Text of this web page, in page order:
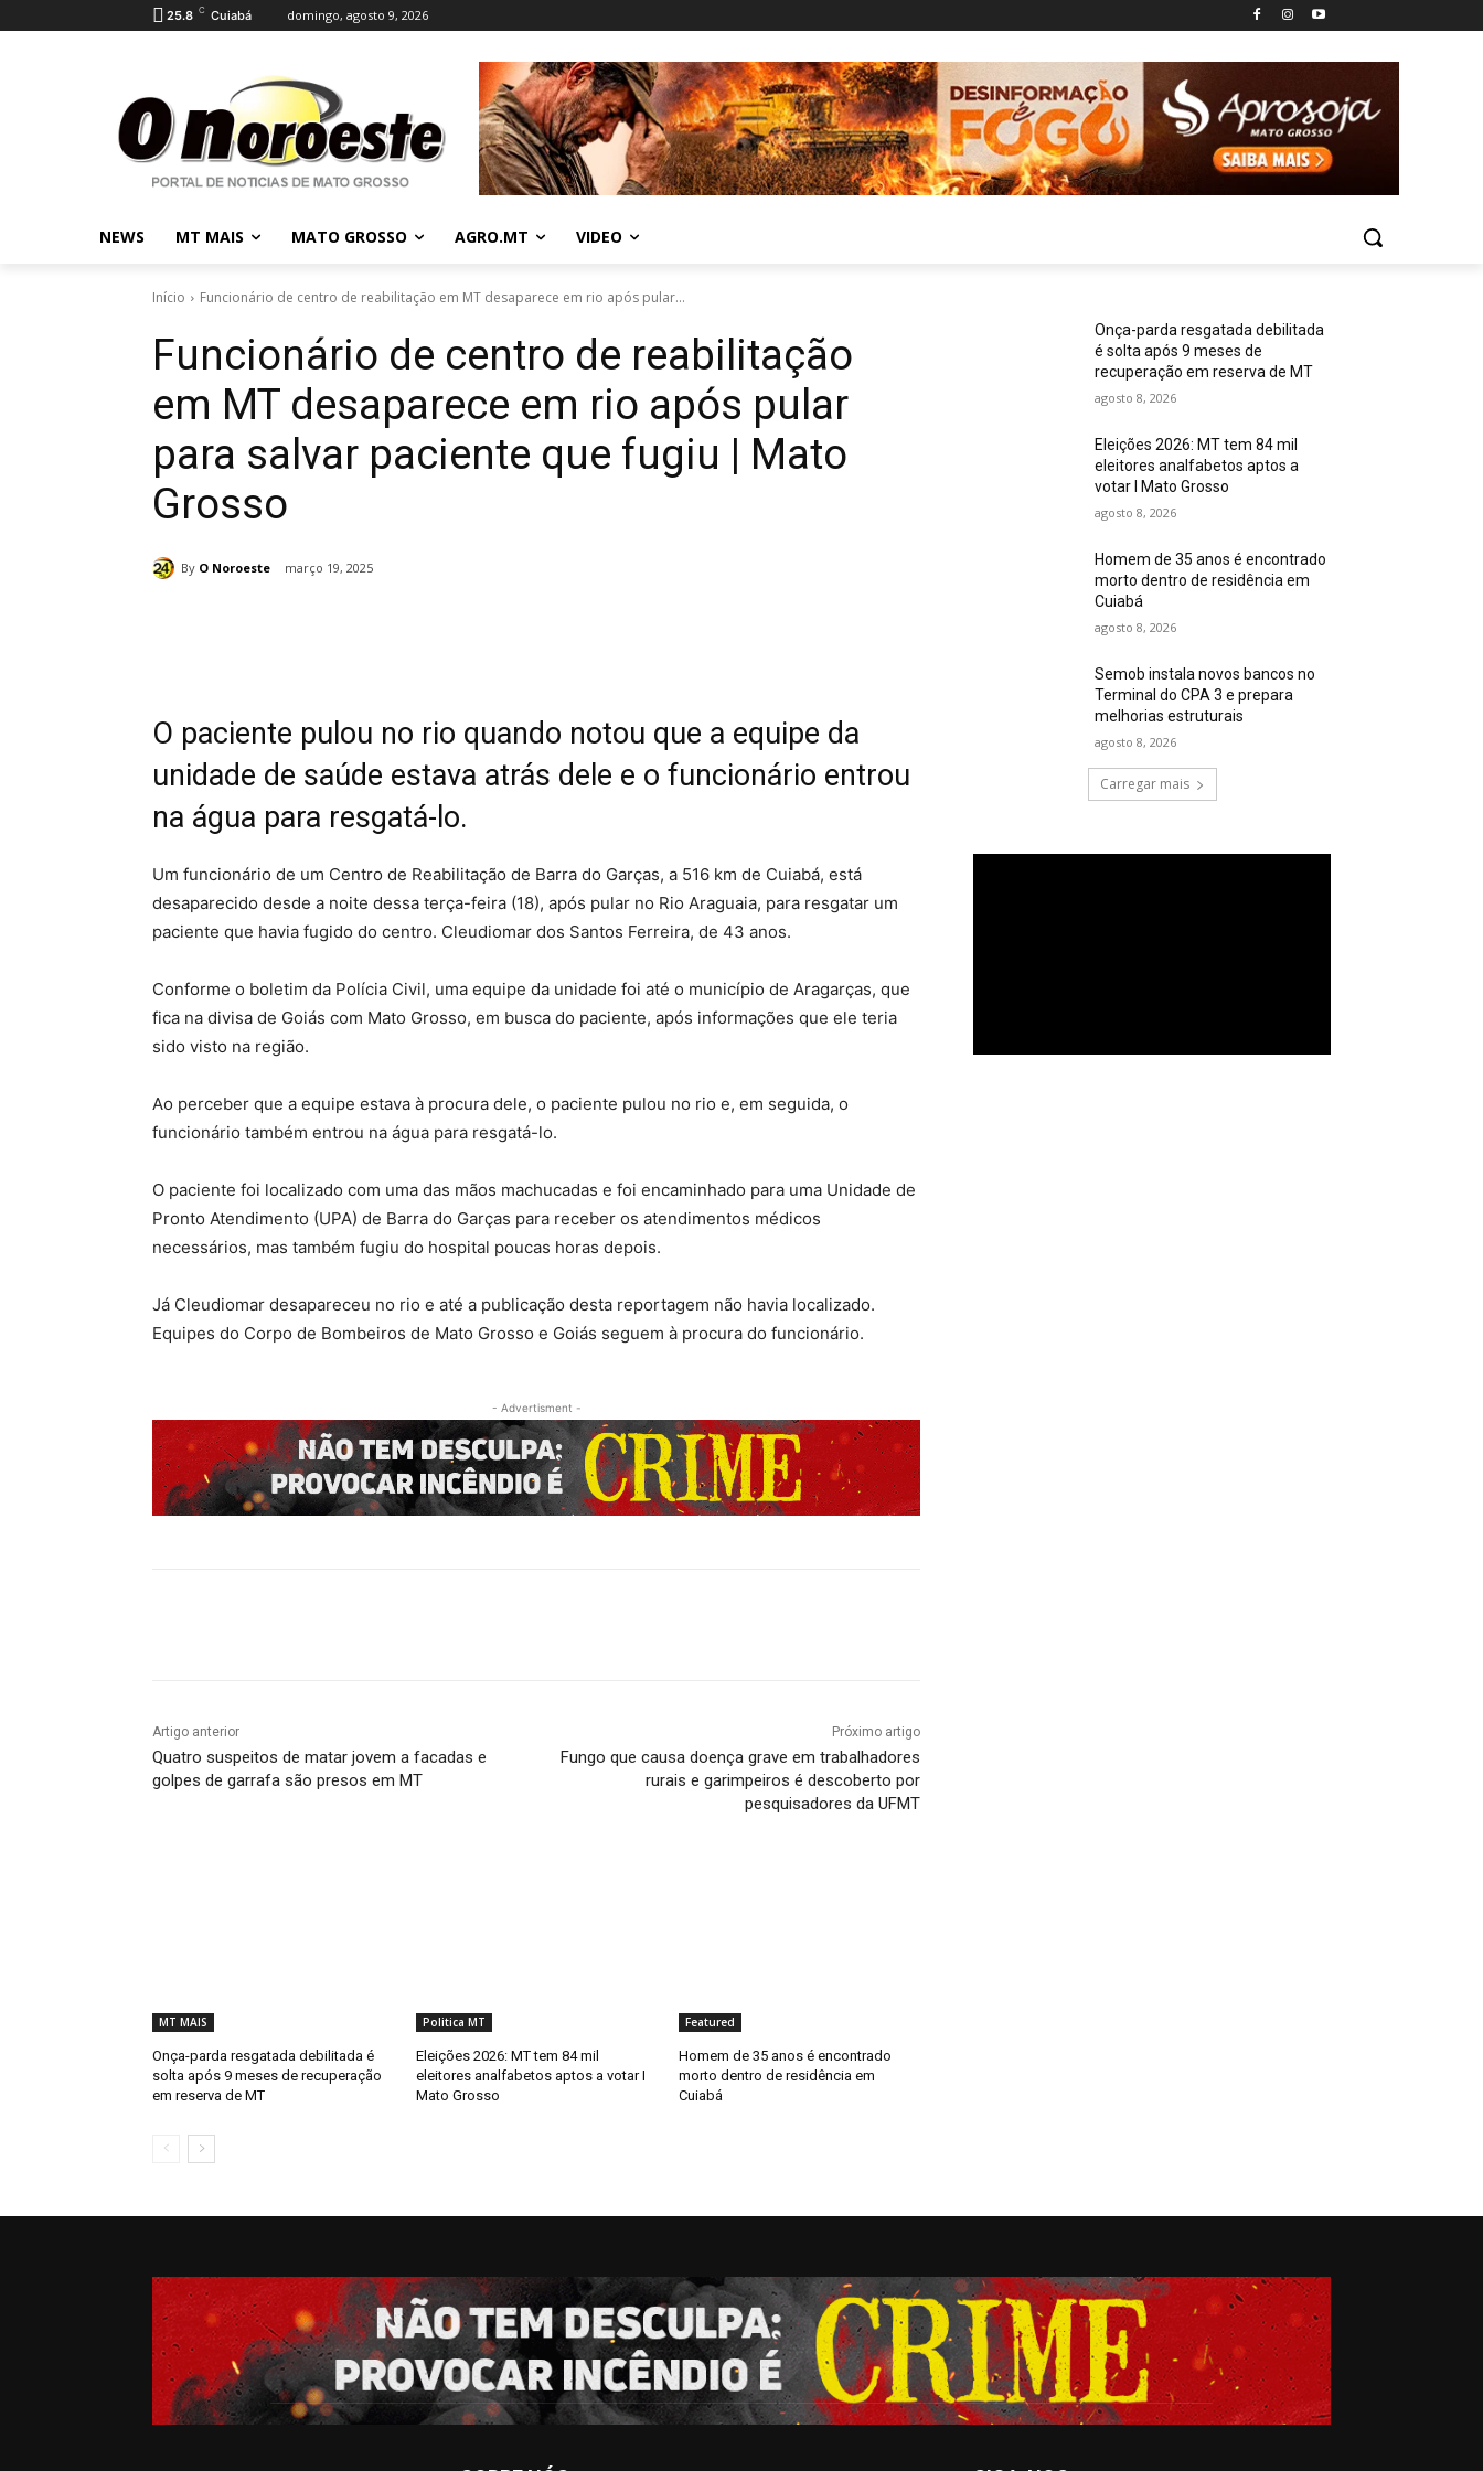
25.8 C Cuiabá domingo, agosto 9, 2026
NEWS MT MAIS MATO GROSSO AGRO.MT VIDEO
Início Funcionário de centro de reabilitação em MT desaparece em rio após pular...
Funcionário de centro de reabilitação
em MT desaparece em rio após pular
para salvar paciente que fugiu | Mato
Grosso
By O Noroeste março 19, 2025
O paciente pulou no rio quando notou que a equipe da
unidade de saúde estava atrás dele e o funcionário entrou
na água para resgatá-lo.
Um funcionário de um Centro de Reabilitação de Barra do Garças, a 516 km de Cuiabá, está
desaparecido desde a noite dessa terça-feira (18), após pular no Rio Araguaia, para resgatar um
paciente que havia fugido do centro. Cleudiomar dos Santos Ferreira, de 43 anos.
Conforme o boletim da Polícia Civil, uma equipe da unidade foi até o município de Aragarças, que
fica na divisa de Goiás com Mato Grosso, em busca do paciente, após informações que ele teria
sido visto na região.
Ao perceber que a equipe estava à procura dele, o paciente pulou no rio e, em seguida, o
funcionário também entrou na água para resgatá-lo.
O paciente foi localizado com uma das mãos machucadas e foi encaminhado para uma Unidade de
Pronto Atendimento (UPA) de Barra do Garças para receber os atendimentos médicos
necessários, mas também fugiu do hospital poucas horas depois.
Já Cleudiomar desapareceu no rio e até a publicação desta reportagem não havia localizado.
Equipes do Corpo de Bombeiros de Mato Grosso e Goiás seguem à procura do funcionário.
- Advertisment -
Artigo anterior
Quatro suspeitos de matar jovem a facadas e
golpes de garrafa são presos em MT
Próximo artigo
Fungo que causa doença grave em trabalhadores
rurais e garimpeiros é descoberto por
pesquisadores da UFMT
MT MAIS
Onça-parda resgatada debilitada é
solta após 9 meses de recuperação
em reserva de MT
Politica MT
Eleições 2026: MT tem 84 mil
eleitores analfabetos aptos a votar I
Mato Grosso
Featured
Homem de 35 anos é encontrado
morto dentro de residência em
Cuiabá
Onça-parda resgatada debilitada
é solta após 9 meses de
recuperação em reserva de MT
agosto 8, 2026
Eleições 2026: MT tem 84 mil
eleitores analfabetos aptos a
votar I Mato Grosso
agosto 8, 2026
Homem de 35 anos é encontrado
morto dentro de residência em
Cuiabá
agosto 8, 2026
Semob instala novos bancos no
Terminal do CPA 3 e prepara
melhorias estruturais
agosto 8, 2026
Carregar mais